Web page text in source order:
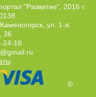
"Развитие", 2016 г.
ул. 1-я
36
24-18
©